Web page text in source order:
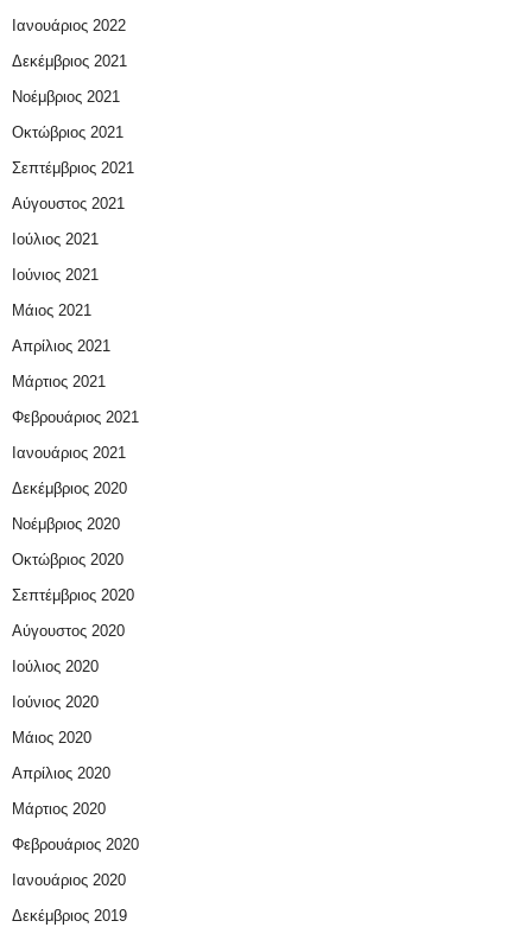
Ιανουάριος 2022
Δεκέμβριος 2021
Νοέμβριος 2021
Οκτώβριος 2021
Σεπτέμβριος 2021
Αύγουστος 2021
Ιούλιος 2021
Ιούνιος 2021
Μάιος 2021
Απρίλιος 2021
Μάρτιος 2021
Φεβρουάριος 2021
Ιανουάριος 2021
Δεκέμβριος 2020
Νοέμβριος 2020
Οκτώβριος 2020
Σεπτέμβριος 2020
Αύγουστος 2020
Ιούλιος 2020
Ιούνιος 2020
Μάιος 2020
Απρίλιος 2020
Μάρτιος 2020
Φεβρουάριος 2020
Ιανουάριος 2020
Δεκέμβριος 2019